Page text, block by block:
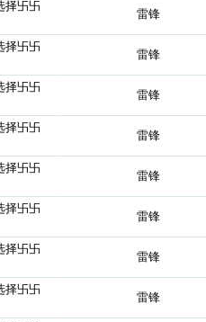
择卐卐
雷锋
择卐卐
雷锋
择卐卐
雷锋
择卐卐
雷锋
择卐卐
雷锋
择卐卐
雷锋
择卐卐
雷锋
择卐卐
雷锋